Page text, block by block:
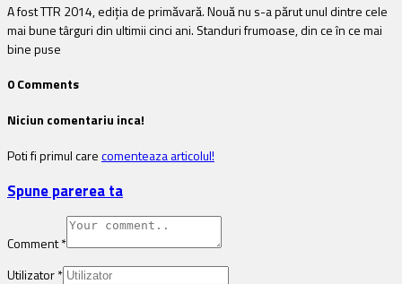
A fost TTR 2014, ediţia de primăvară. Nouă nu s-a părut unul dintre cele
mai bune târguri din ultimii cinci ani. Standuri frumoase, din ce în ce mai
bine puse
0 Comments
Niciun comentariu inca!
Poti fi primul carecomenteaza articolul!
Spune parerea ta
Comment*
Utilizator*